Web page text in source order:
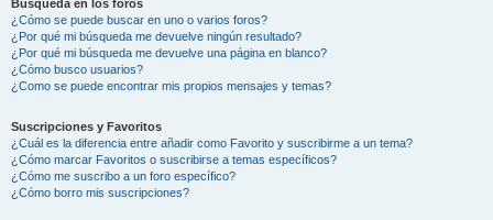
Búsqueda en los foros
¿Cómo se puede buscar en uno o varios foros?
¿Por qué mi búsqueda me devuelve ningún resultado?
¿Por qué mi búsqueda me devuelve una página en blanco?
¿Cómo busco usuarios?
¿Como se puede encontrar mis propios mensajes y temas?
Suscripciones y Favoritos
¿Cuál es la diferencia entre añadir como Favorito y suscribirme a un tema?
¿Cómo marcar Favoritos o suscribirse a temas específicos?
¿Cómo me suscribo a un foro específico?
¿Cómo borro mis suscripciones?